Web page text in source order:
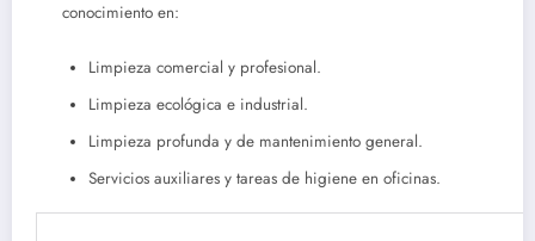
conocimiento en:
Limpieza comercial y profesional.
Limpieza ecológica e industrial.
Limpieza profunda y de mantenimiento general.
Servicios auxiliares y tareas de higiene en oficinas.